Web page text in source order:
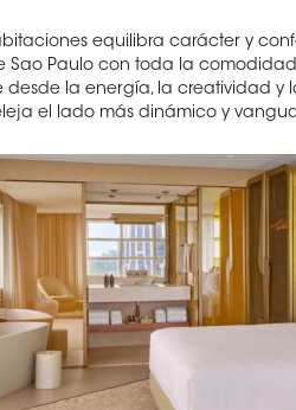
equilibra carácter y
Sao Paulo con toda la comodidad
desde la energía, la creatividad y
el lado más dinámico y